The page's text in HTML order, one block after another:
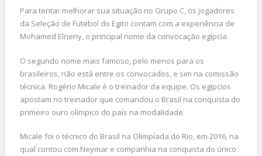
Para tentar melhorar sua situação no Grupo C, os jogadores
da Seleção de Futebol do Egito contam com a experiência de
Mohamed Elneny, o principal nome da convocação egípcia.
O segundo nome mais famoso, pelo menos para os
brasileiros, não está entre os convocados, e sim na comissão
técnica. Rogério Micale é o treinador da equipe. Os egípcios
apostam no treinador que comandou o Brasil na conquista do
primeiro ouro olímpico do país na modalidade.
Micale foi o técnico do Brasil na Olimpíada do Rio, em 2016, na
qual contou com Neymar e companhia na conquista do único